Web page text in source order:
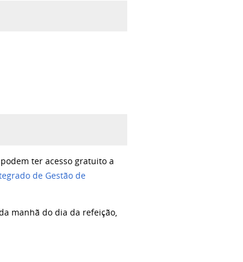
podem ter acesso gratuito a
de Gestão de
manhã do dia da refeição,